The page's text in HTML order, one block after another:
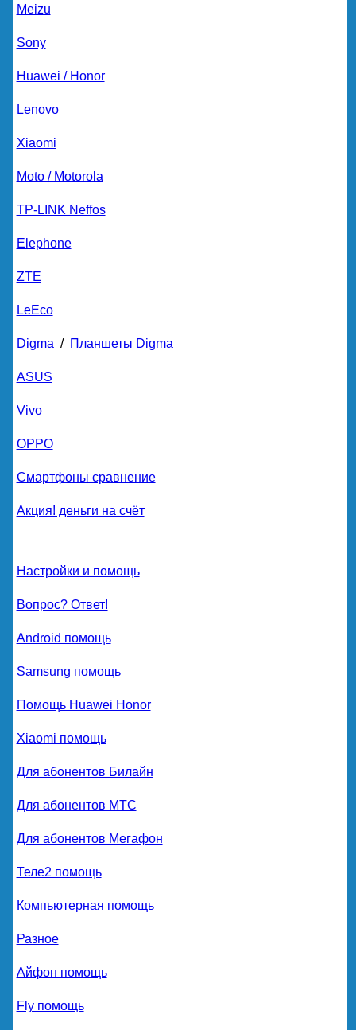
Meizu
Sony
Huawei / Honor
Lenovo
Xiaomi
Moto / Motorola
TP-LINK Neffos
Elephone
ZTE
LeEco
Digma / Планшеты Digma
ASUS
Vivo
OPPO
Смартфоны сравнение
Акция! деньги на счёт
Настройки и помощь
Вопрос? Ответ!
Android помощь
Samsung помощь
Помощь Huawei Honor
Xiaomi помощь
Для абонентов Билайн
Для абонентов МТС
Для абонентов Мегафон
Теле2 помощь
Компьютерная помощь
Разное
Айфон помощь
Fly помощь